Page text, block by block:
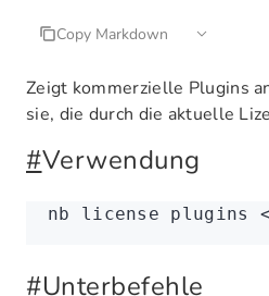
Copy Markdown
Zeigt kommerzielle Plugins
sie, die durch die aktuelle
#Verwendung
nb license plugins <
#Unterbefehle